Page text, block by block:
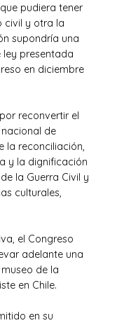
pudiera tener
civil y otra la
supondría una
presentada
en diciembre
reconvertir el
de
la reconciliación,
y la dignificación
la Guerra Civil y
culturales,
el Congreso
adelante una
de la
en Chile.
en su